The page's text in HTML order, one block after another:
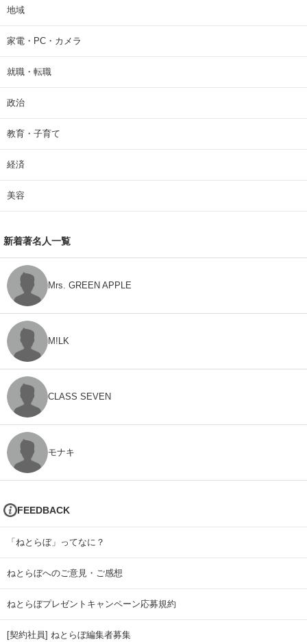
地域
家電・PC・カメラ
就職・転職
政治
教育・子育て
経済
美容
新着著名人一覧
Mrs. GREEN APPLE
M!LK
CLASS SEVEN
モナキ
FEEDBACK
「ねとらぼ」ってなに？
ねとらぼへのご意見・ご感想
ねとらぼプレゼントキャンペーン応募規約
[契約社員] ねとらぼ編集者募集